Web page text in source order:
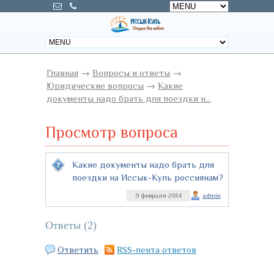
Главная → Вопросы и ответы →
Юридические вопросы → Какие
документы надо брать для поездки н...
Просмотр вопроса
Какие документы надо брать для
поездки на Иссык-Куль россиянам?
admin
9 февраля 2014
Ответы (2)
Ответить RSS-лента ответов